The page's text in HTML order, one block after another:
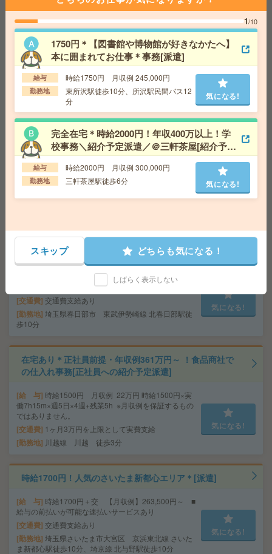
週4日在宅＊時給1870円！健康サービス企業で事務サポー
ト[派遣]
給 与
時給1870円＋交 【月収例】299,200円～ ■
給与の前払いが可能な速払いサービスあり
交通費 交通費支給あり
勤務地 東京都目黒区 東急東横線 中目黒駅徒歩1分
気になる!
時給2100円＊17時15分まで！未経験OK＊経理データの
入力など[派遣]
給 与 時給2100円＋交 【月収例】388,500円～ ■
給与の前払いが可能な速払いサービスあり
交通費 交通費支給あり
気になる!
基本定時で帰れる＊未経験者歓迎＊時給1600円＊データ
入力など[派遣]
時給1600円＋交 ■給与の前払いが可能な速
交通費 交通費支給あり
勤務地 埼玉県春日部市 東武伊勢崎線 北春日部駅徒
歩10分
気になる!
在宅あり＊正社員前提・年収例361万円～ ！食品商社で
の仕入れ事務[正社員への紹介予定派遣]
給 与 時給1500円 月収例 22万円 時給1500円×実
働7h15m×週5日×4週+残業5h ※月収例を保証するもの
ではありません。
交通費 1ヶ月3万円を上限として実費支給
勤務地 川越線 川越 徒歩3分
気になる!
時給1700円！人気のさいたま新都心エリア＊[派遣]
給 与 時給1700円＋交 【月収例】263,500円～ ■
給与の前払いが可能な速払いサービスあり
交通費 交通費支給あり
勤務地 埼玉県さいたま市大宮区 京浜東北線 さいた
ま新都心駅徒歩10分、埼京線 北与野駅徒歩10分
気になる!
1/10
1750円＊【図書館や博物館が好きなかたへ】
本に囲まれてお仕事＊事務[派遣]
給与 時給1750円 月収例 245,000円
勤務地
東所沢駅徒歩10分、所沢駅民間バス12
分
気になる!
完全在宅＊時給2000円！年収400万以上！学
校事務＼紹介予定派遣／＠三軒茶屋[紹介予定
派遣]
給与 時給2000円 月収例 300,000円
勤務地 三軒茶屋駅徒歩6分 気になる!
スキップ どちらも気になる！
しばらく表示しない